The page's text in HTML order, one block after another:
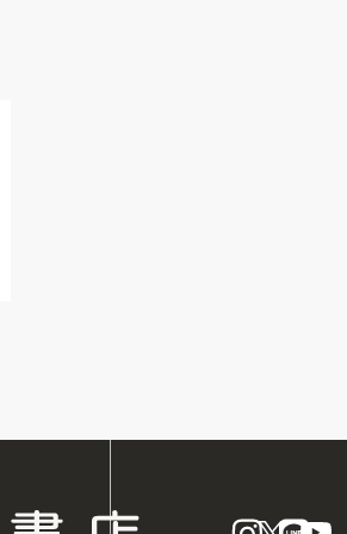
instagram
X LINE